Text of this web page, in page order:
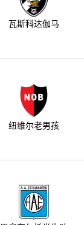
瓦斯科达伽马
纽维尔老男孩